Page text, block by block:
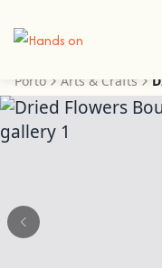
Porto Arts & Crafts